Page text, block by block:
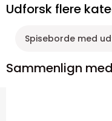
Udforsk flere
Spiseborde med
Sammenlign